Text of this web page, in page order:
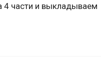
4 части и выкладываем